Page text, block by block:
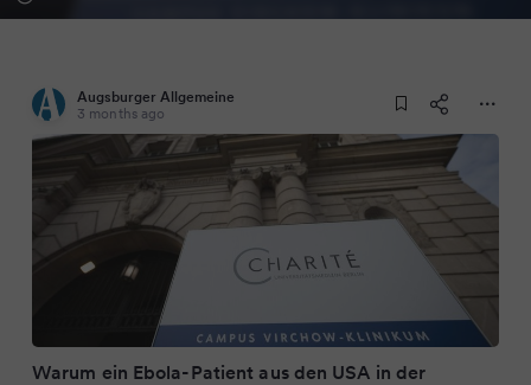
Augsburger Allgemeine
3 months ago
Warum ein Ebola-Patient aus den USA in der